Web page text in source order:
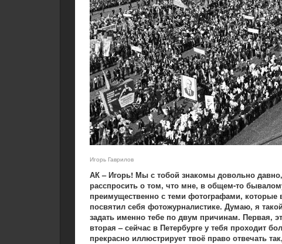
Игорь Гаврилов
АК – Игорь! Мы с тобой знакомы довольно
расспросить о том, что мне, в общем-то
преимущественно с теми фотографами,
посвятил себя фотожурналистике. Думаю, я
задать именно тебе по двум причинам. Первая,
вторая – сейчас в Петербурге у тебя проходит
прекрасно иллюстрирует твоё право отвечать